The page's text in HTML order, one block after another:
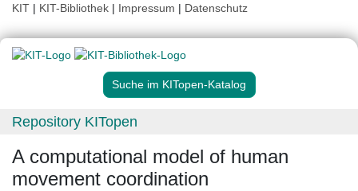
KIT | KIT-Bibliothek | Impressum | Datenschutz
Suche im KITopen-Katalog
Repository KITopen
A computational model of human
movement coordination